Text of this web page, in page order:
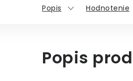
Popis Hodnotenie
Popis